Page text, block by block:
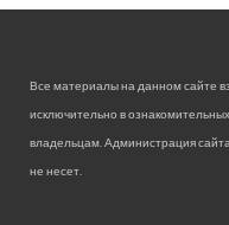
Все материалы на данном сайте
исключительно в
владельцам. Администрация
не несет.